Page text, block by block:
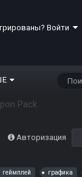
Войти
Pack
Авторизация
геймплей графика